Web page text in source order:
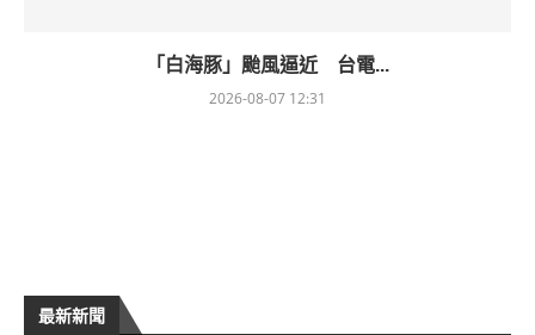
「白海豚」颱風逼近 台電...
2026-08-07 12:31
最新新聞